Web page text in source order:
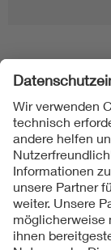
Folgen Sie uns